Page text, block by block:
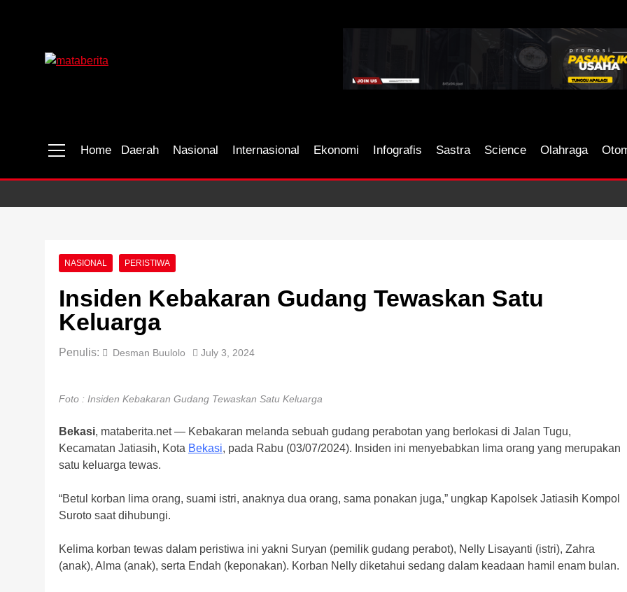
Home Daerah Nasional Internasional Ekonomi Infografis Sastra Science Olahraga
NASIONAL PERISTIWA
Insiden Kebakaran Gudang Tewaskan Satu
Keluarga
Penulis: Desman Buulolo July 3, 2024
Foto : Insiden Kebakaran Gudang Tewaskan Satu Keluarga
Bekasi, mataberita.net — Kebakaran melanda sebuah gudang perabotan yang berlokasi di Jalan Tugu,
Kecamatan Jatiasih, Kota Bekasi, pada Rabu (03/07/2024). Insiden ini menyebabkan lima orang yang merupakan
satu keluarga tewas.
“Betul korban lima orang, suami istri, anaknya dua orang, sama ponakan juga,” ungkap Kapolsek Jatiasih Kompol
Suroto saat dihubungi.
Kelima korban tewas dalam peristiwa ini yakni Suryan (pemilik gudang perabot), Nelly Lisayanti (istri), Zahra
(anak), Alma (anak), serta Endah (keponakan). Korban Nelly diketahui sedang dalam keadaan hamil enam bulan.